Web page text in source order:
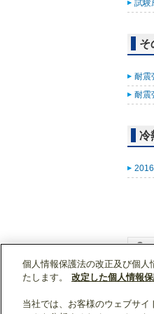
試験
そ
耐震
耐震
冷
個人情報保護法の改正及び個
たします。
改定した個人情報
当社では、お客様のウェブサ